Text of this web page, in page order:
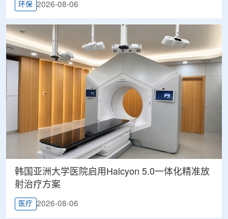
环保 2026-08-06
韩国亚洲大学医院启用Halcyon 5.0一体化精准放
射治疗方案
医疗 2026-08-06